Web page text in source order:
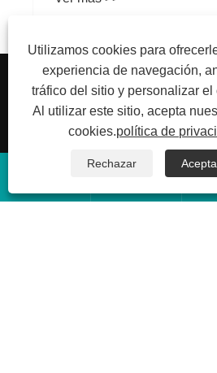
Sobre nosotros
Productos
Utilizamos cookies para
experiencia de navegación,
tráfico del sitio y personalizar el
Al utilizar este sitio, acepta
cookies.política de
Rechazar